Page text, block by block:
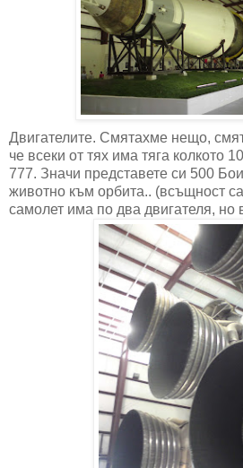
Двигателите. Смятахме нещо,
че всеки от тях има тяга колкото
777. Значи представете си 500
животно към орбита.. (всъщност
самолет има по два двигателя, но